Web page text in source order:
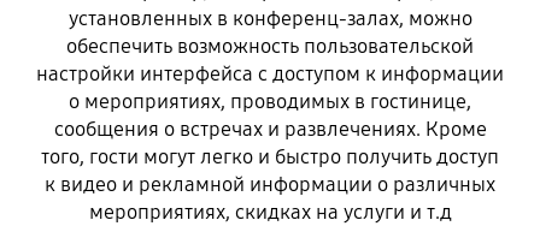
установленных в конференц-залах, можно
обеспечить возможность пользовательской
настройки интерфейса с доступом к информации
о мероприятиях, проводимых в гостинице,
сообщения о встречах и развлечениях. Кроме
того, гости могут легко и быстро получить доступ
к видео и рекламной информации о различных
мероприятиях, скидках на услуги и т.д